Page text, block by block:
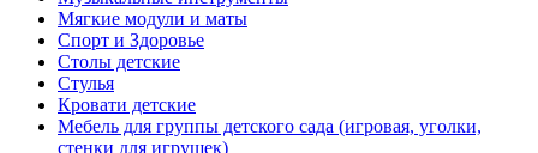
Мягкие модули и маты
Спорт и Здоровье
Столы детские
Стулья
Кровати детские
Мебель для группы детского сада (игровая, уголки,
стенки для игрушек)